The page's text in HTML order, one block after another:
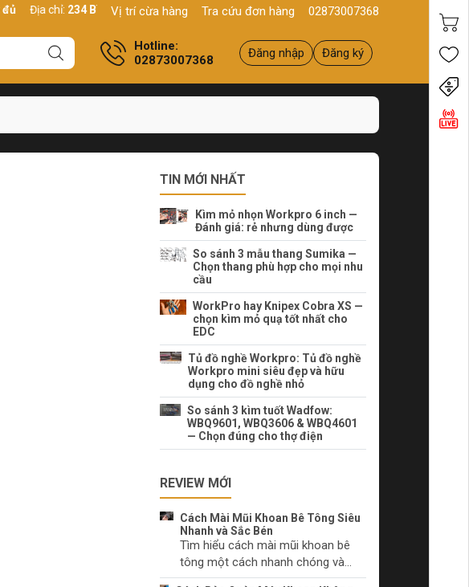
Địa chỉ:234 Bình Thới, P10, Q11, HCM Sản phẩm Chính hãng - Chất lượng
Vị trí cừa hàng Tra cứu đơn hàng 02873007368
Hotline:
02873007368
Đăng nhập Đăng ký
TIN MỚI NHẤT
Kìm mỏ nhọn Workpro 6 inch —
Đánh giá: rẻ nhưng dùng được
So sánh 3 mẫu thang Sumika —
Chọn thang phù hợp cho mọi nhu
cầu
WorkPro hay Knipex Cobra XS —
chọn kìm mỏ quạ tốt nhất cho
EDC
Tủ đồ nghề Workpro: Tủ đồ nghề
Workpro mini siêu đẹp và hữu
dụng cho đồ nghề nhỏ
So sánh 3 kìm tuốt Wadfow:
WBQ9601, WBQ3606 & WBQ4601
— Chọn đúng cho thợ điện
REVIEW MỚI
Cách Mài Mũi Khoan Bê Tông Siêu
Nhanh và Sắc Bén
Tìm hiểu cách mài mũi khoan bê
tông một cách nhanh chóng và
hiệu quả. Lựa chọn dụng cụ mài